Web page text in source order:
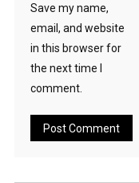
Save my name,
email, and website
in this browser for
the next time I
comment.